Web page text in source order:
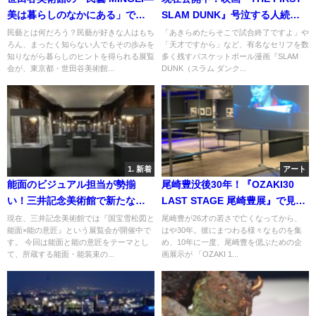
美は暮らしのなかにある」で、
民藝のある暮らしがしたくな
る！
民藝とは何だろう？民藝が好きな人はもち
ろん、まったく知らない人でもその歩みを
知りながら暮らしのヒントを得られる展覧
会が、東京都・世田谷美術館...
SLAM DUNK』号泣する人続
出！「20年以上待った甲斐があ
った…」という声も。
「あきらめたらそこで試合終了ですよ」や
「天才ですから」など、有名なセリフを数
多く残すバスケットボール漫画『SLAM
DUNK（スラム ダンク...
1. 新着
能面のビジュアル担当が勢揃
い！三井記念美術館で新たな能
の魅力を発見できる展覧会が開
催中！
現在、三井記念美術館では『国宝雪松図と
能面×能の意匠』という展覧会が開催中で
す。 今回は能面と能の意匠をテーマとし
て、所蔵する能面・能装束の...
アート
尾崎豊没後30年！『OZAKI30
LAST STAGE 尾崎豊展』で見て
ほしい５つの注目ポイントと
は？
尾崎豊が26才の若さで亡くなってから、
はや30年。彼にまつわる様々なものを集
め、10年に一度、尾崎豊を偲ぶための企
画展示が 「OZAKI 1...